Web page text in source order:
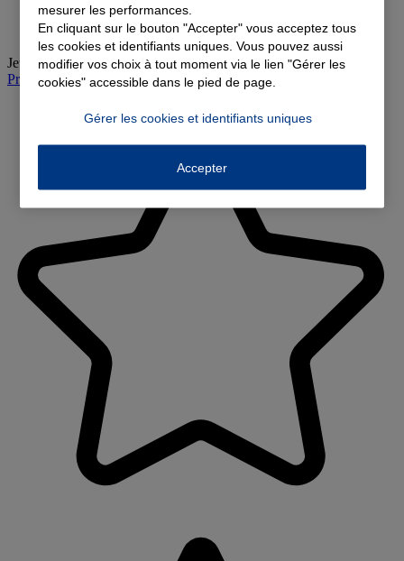
Jeudi : 09:00-12:00, 14:00-18:00
Prendre rendez-vous à l'agence
mesurer les performances.
En cliquant sur le bouton "Accepter" vous acceptez tous
les cookies et identifiants uniques. Vous pouvez aussi
modifier vos choix à tout moment via le lien "Gérer les
cookies" accessible dans le pied de page.
Gérer les cookies et identifiants uniques
Accepter